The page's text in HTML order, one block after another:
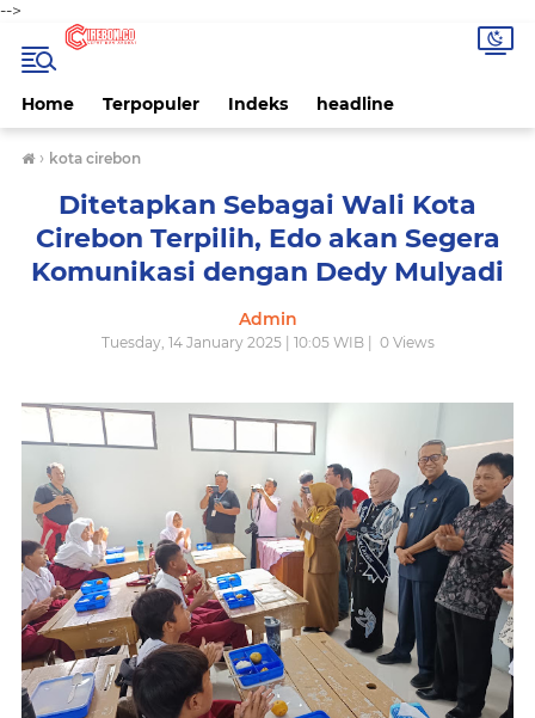
-->
Home Terpopuler Indeks headline
› kota cirebon
Ditetapkan Sebagai Wali Kota
Cirebon Terpilih, Edo akan Segera
Komunikasi dengan Dedy Mulyadi
Admin
Tuesday, 14 January 2025 | 10:05 WIB | 0Views